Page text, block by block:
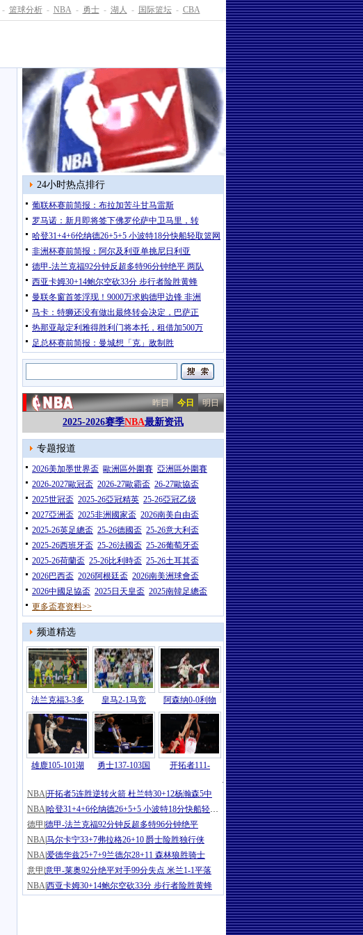
- 篮球分析 - NBA - 勇士 - 湖人 - 国际篮坛 - CBA
24小时热点排行
葡联杯赛前简报：布拉加苦斗甘马雷斯
罗马诺：新月即将签下佛罗伦萨中卫马里，转
哈登31+4+6伦纳德26+5+5 小波特18分快船轻取篮网
非洲杯赛前简报：阿尔及利亚单挑尼日利亚
德甲-法兰克福92分钟反超多特96分钟绝平 两队
西亚卡姆30+14鲍尔空砍33分 步行者险胜黄蜂
曼联冬窗首签浮现！9000万求购德甲边锋 非洲
马卡：特狮还没有做出最终转会决定，巴萨正
热那亚敲定利雅得胜利门将本托，租借加500万
足总杯赛前简报：曼城想「克」敌制胜
昨日 今日 明日
2025-2026赛季NBA最新资讯
专题报道
2026美加墨世界盃 歐洲區外圍賽 亞洲區外圍賽
2026-2027歐冠盃 2026-27歐霸盃 26-27歐協盃
2025世冠盃 2025-26亞冠精英 25-26亞冠乙级
2027亞洲盃 2025非洲國家盃 2026南美自由盃
2025-26英足總盃 25-26德國盃 25-26意大利盃
2025-26西班牙盃 25-26法國盃 25-26葡萄牙盃
2025-26荷蘭盃 25-26比利時盃 25-26土耳其盃
2026巴西盃 2026阿根廷盃 2026南美洲球會盃
2026中國足協盃 2025日天皇盃 2025南韓足總盃
更多盃赛资料>>
频道精选
法兰克福3-3多 皇马2-1马竞 阿森纳0-0利物
雄鹿105-101湖 勇士137-103国
开拓者111-
勇士|库里27+10巴特勒15+6+6 德罗赞
NBA开拓者5连胜逆转火箭 杜兰特30+12杨瀚森5中
NBA哈登31+4+6伦纳德26+5+5 小波特18分快船轻取篮
德甲 德甲-法兰克福92分钟反超多特96分钟绝平
NBA马尔卡宁33+7弗拉格26+10 爵士险胜独行侠
NBA爱德华兹25+7+9兰德尔28+11 森林狼胜骑士
意甲 意甲-莱奥92分绝平对手99分失点 米兰1-1平落
NBA西亚卡姆30+14鲍尔空砍33分 步行者险胜黄蜂